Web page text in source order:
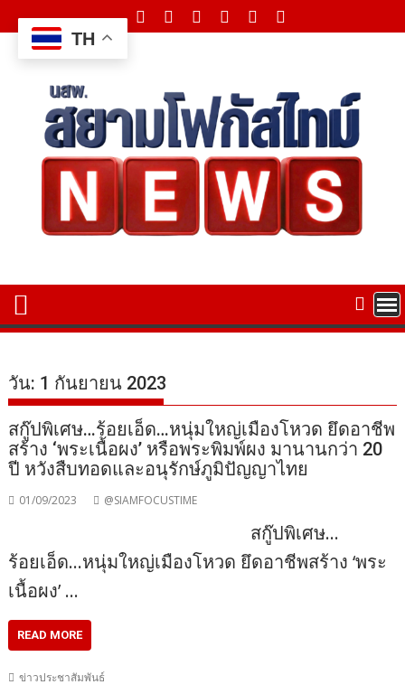
to
content
วัน: 1 กันยายน 2023
สกู๊ปพิเศษ…ร้อยเอ็ด…หนุ่มใหญ่เมืองโหวด ยึดอาชีพ
สร้าง ‘พระเนื้อผง’ หรือพระพิมพ์ผง มานานกว่า 20
ปี หวังสืบทอดและอนุรักษ์ภูมิปัญญาไทย
01/09/2023 @SIAMFOCUSTIME
สกู๊ปพิเศษ…
ร้อยเอ็ด…หนุ่มใหญ่เมืองโหวด ยึดอาชีพสร้าง ‘พระ
เนื้อผง’ …
READ MORE
ข่าวประชาสัมพันธ์
TH